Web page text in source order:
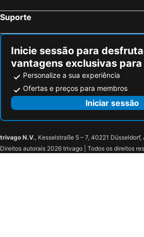
Suporte
Inicie sessão para
vantagens exclusivas
Personalize a sua experiência
Ofertas e preços para membros
Iniciar sessão
trivago N.V., Kesselstraße 5 – 7, 40221 Düsseldorf,
Direitos autorais 2026 trivago | Todos os direitos